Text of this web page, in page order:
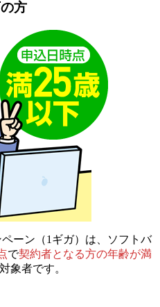
方
ーン（1ギガ）は、ソフトバ
で契約者となる方の年齢が満
象者です。